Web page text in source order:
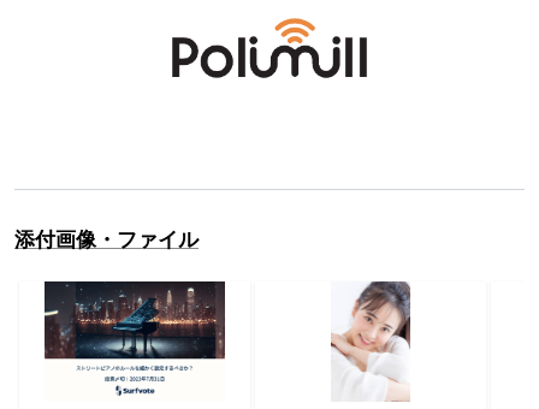
添付画像・ファイル